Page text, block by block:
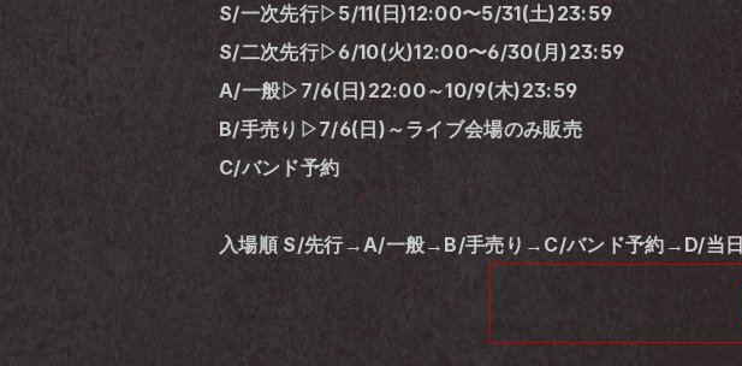
S/一次先行▷5/11(日)12:00〜5/31(土)23:59
S/二次先行▷6/10(火)12:00〜6/30(月)23:59
A/一般▷7/6(日)22:00～10/9(木)23:59
B/手売り▷7/6(日)～ライブ会場のみ販売
C/バンド予約
入場順 S/先行→A/一般→B/手売り→C/バンド予約→D/当日